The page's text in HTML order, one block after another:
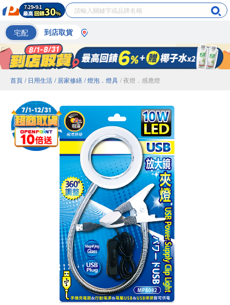
宅配 到店取貨
首頁 / 日用生活 / 居家修繕 / 燈泡．燈具 / 夜燈．感應燈